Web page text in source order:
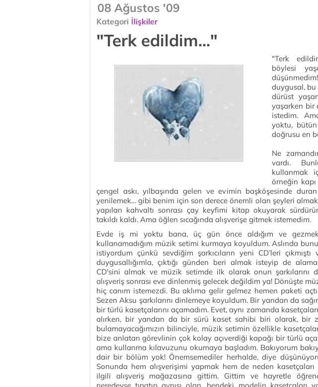
08 Ağustos '09
Kategori İlişkiler
"Terk edildim..."
"Terk
böylesi
duygusal, bu
dürüst
yaşarken bir
istedim.
yoktu, bütün
doğrusu en
Ne
vardı.
kullanmak
örneğin
çengel askı, yılbaşında gelen ve evimin başköşesinde
yenilemek… gibi benim için son derece önemli olan şeyleri
yapılan kahvaltı sonrası çay keyfimi kitap okuyarak
takıldı kaldı. Ama öğlen sıcağında alışverişe gitmek istemedim.
Evde iş mi yoktu bana, üç gün önce aldığım ve
kullanamadığım müzik setimi kurmaya koyuldum. Aslında
istiyordum çünkü sevdiğim şarkıcıların yeni CD’leri
duygusallığımla, çıktığı günden beri almak isteyip de
CD'sini almak ve müzik setimde ilk olarak onun şarkılarını
alışveriş sonrası eve dinlenmiş gelecek değildim ya! Dönüşte
hiç canım istemezdi. Bu aklıma gelir gelmez hemen paketi
Sezen Aksu şarkılarını dinlemeye koyuldum. Bir yandan da
bir türlü kasetçalarını açamadım. Evet, aynı zamanda
alırken, bir yandan da bir sürü kaset sahibi biri olarak, bir
bulamayacağımızın bilinciyle, müzik setimin özellikle
bize anlatan görevlinin çok kolay açıverdiği kapağı bir türlü
ama kullanma kılavuzunu okumaya başladım. Bakıyorum
dair bir bölüm yok! Önemsemediler herhalde, diye
Sonunda hem alışverişimi yapmak hem de neden kasetçaları
ilgili alışveriş mağazasına gittim. Gittim ve hayretle